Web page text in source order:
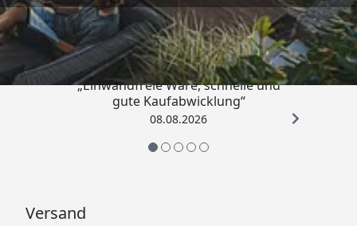
4,83/ 5
„Einwandfreie Ware, schnelle und
gute Kaufabwicklung“
08.08.2026
Versand